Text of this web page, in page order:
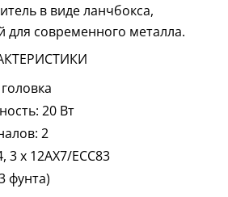
в виде ланчбокса,
для современного металла.
20 Вт
2
3 x 12AX7/ECC83
фунта)